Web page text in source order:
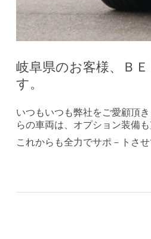
岐阜県のお客様、Ｂ
す。
いつもいつも弊社をご愛顧頂
らの車両は、オプション装備
これからも全力でサポ－トさ